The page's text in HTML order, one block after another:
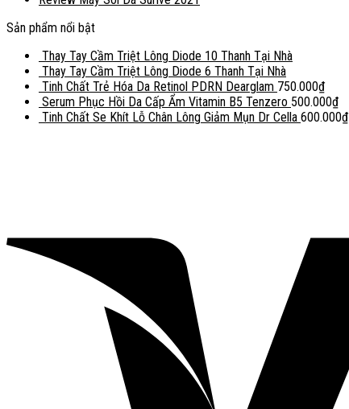
Sản phẩm nổi bật
Thay Tay Cầm Triệt Lông Diode 10 Thanh Tại Nhà
Thay Tay Cầm Triệt Lông Diode 6 Thanh Tại Nhà
Tinh Chất Trẻ Hóa Da Retinol PDRN Dearglam 750.000₫
Serum Phục Hồi Da Cấp Ẩm Vitamin B5 Tenzero 500.000₫
Tinh Chất Se Khít Lỗ Chân Lông Giảm Mụn Dr Cella 600.000₫